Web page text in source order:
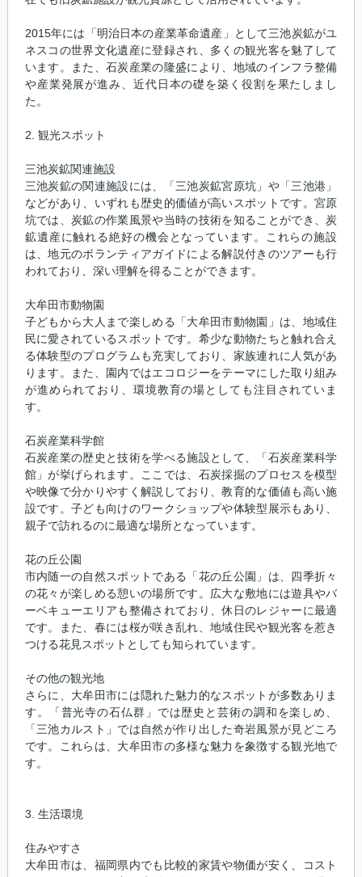
2015年には「明治日本の産業革命遺産」として三池炭鉱がユ
ネスコの世界文化遺産に登録され、多くの観光客を魅了して
います。また、石炭産業の隆盛により、地域のインフラ整備
や産業発展が進み、近代日本の礎を築く役割を果たしまし
た。
2. 観光スポット
三池炭鉱関連施設
三池炭鉱の関連施設には、「三池炭鉱宮原坑」や「三池港」
などがあり、いずれも歴史的価値が高いスポットです。宮原
坑では、炭鉱の作業風景や当時の技術を知ることができ、炭
鉱遺産に触れる絶好の機会となっています。これらの施設
は、地元のボランティアガイドによる解説付きのツアーも行
われており、深い理解を得ることができます。
大牟田市動物園
子どもから大人まで楽しめる「大牟田市動物園」は、地域住
民に愛されているスポットです。希少な動物たちと触れ合え
る体験型のプログラムも充実しており、家族連れに人気があ
ります。また、園内ではエコロジーをテーマにした取り組み
が進められており、環境教育の場としても注目されていま
す。
石炭産業科学館
石炭産業の歴史と技術を学べる施設として、「石炭産業科学
館」が挙げられます。ここでは、石炭採掘のプロセスを模型
や映像で分かりやすく解説しており、教育的な価値も高い施
設です。子ども向けのワークショップや体験型展示もあり、
親子で訪れるのに最適な場所となっています。
花の丘公園
市内随一の自然スポットである「花の丘公園」は、四季折々
の花々が楽しめる憩いの場所です。広大な敷地には遊具やバ
ーベキューエリアも整備されており、休日のレジャーに最適
です。また、春には桜が咲き乱れ、地域住民や観光客を惹き
つける花見スポットとしても知られています。
その他の観光地
さらに、大牟田市には隠れた魅力的なスポットが多数ありま
す。「普光寺の石仏群」では歴史と芸術の調和を楽しめ、
「三池カルスト」では自然が作り出した奇岩風景が見どころ
です。これらは、大牟田市の多様な魅力を象徴する観光地で
す。
3. 生活環境
住みやすさ
大牟田市は、福岡県内でも比較的家賃や物価が安く、コスト